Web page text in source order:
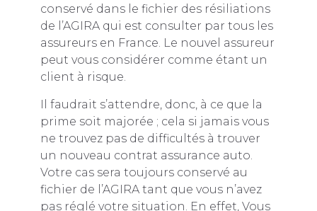
conservé dans le fichier des résiliations
de l’AGIRA qui est consulter par tous les
assureurs en France. Le nouvel assureur
peut vous considérer comme étant un
client à risque.
Il faudrait s’attendre, donc, à ce que la
prime soit majorée ; cela si jamais vous
ne trouvez pas de difficultés à trouver
un nouveau contrat assurance auto.
Votre cas sera toujours conservé au
fichier de l’AGIRA tant que vous n’avez
pas réglé votre situation. En effet, Vous